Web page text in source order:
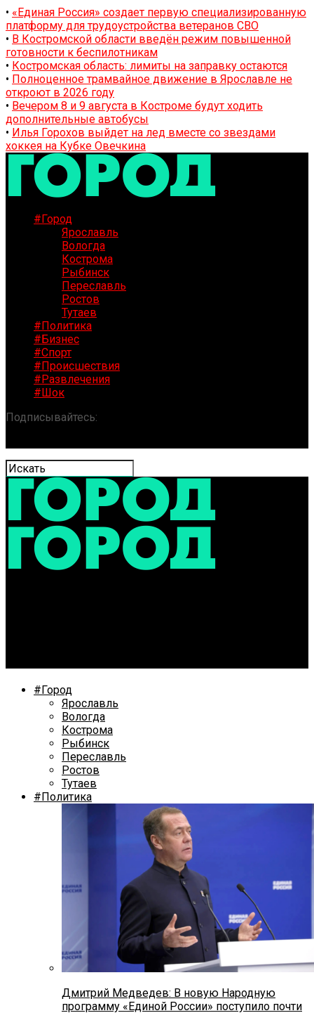
• «Единая Россия» создает первую специализированную
платформу для трудоустройства ветеранов СВО
• В Костромской области введён режим повышенной
готовности к беспилотникам
• Костромская область: лимиты на заправку остаются
• Полноценное трамвайное движение в Ярославле не
откроют в 2026 году
• Вечером 8 и 9 августа в Костроме будут ходить
дополнительные автобусы
• Илья Горохов выйдет на лед вместе со звездами
хоккея на Кубке Овечкина
#Город
Ярославль
Вологда
Кострома
Рыбинск
Переславль
Ростов
Тутаев
#Политика
#Бизнес
#Спорт
#Происшествия
#Развлечения
#Шок
Подписывайтесь:
#Город
Ярославль
Вологда
Кострома
Рыбинск
Переславль
Ростов
Тутаев
#Политика
Дмитрий Медведев: В новую Народную
программу «Единой России» поступило почти